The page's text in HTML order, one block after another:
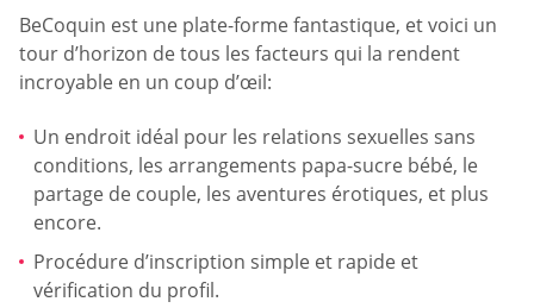
BeCoquin est une plate-forme fantastique, et voici un
tour d’horizon de tous les facteurs qui la rendent
incroyable en un coup d’œil:
Un endroit idéal pour les relations sexuelles sans
conditions, les arrangements papa-sucre bébé, le
partage de couple, les aventures érotiques, et plus
encore.
Procédure d’inscription simple et rapide et
vérification du profil.